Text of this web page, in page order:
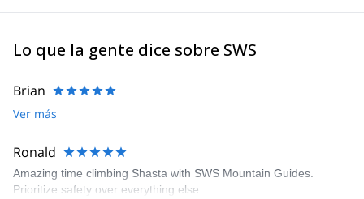
Lo que la gente dice sobre SWS
Brian
Ver más
Ronald
Amazing time climbing Shasta with SWS Mountain Guides.
Prioritize safety over everything else.